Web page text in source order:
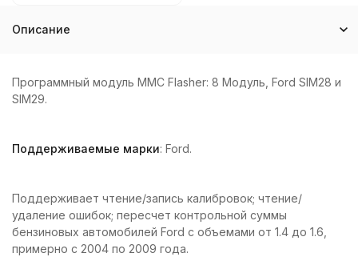
Описание
Программный модуль MMC Flasher: 8 Модуль, Ford SIM28 и
SIM29.
Поддерживаемые марки: Ford.
Поддерживает чтение/запись калибровок; чтение/
удаление ошибок; пересчет контрольной суммы
бензиновых автомобилей Ford с объемами от 1.4 до 1.6,
примерно с 2004 по 2009 года.